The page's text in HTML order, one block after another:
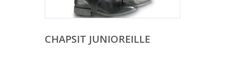
CHAPSIT JUNIOREILLE